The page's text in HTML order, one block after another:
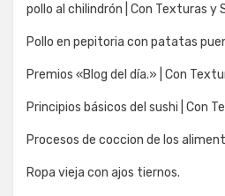
pollo al chilindrón | Con Texturas y
Pollo en pepitoria con patatas
Premios «Blog del día.» | Con
Principios básicos del sushi | Con
Procesos de coccion de los
Ropa vieja con ajos tiernos.